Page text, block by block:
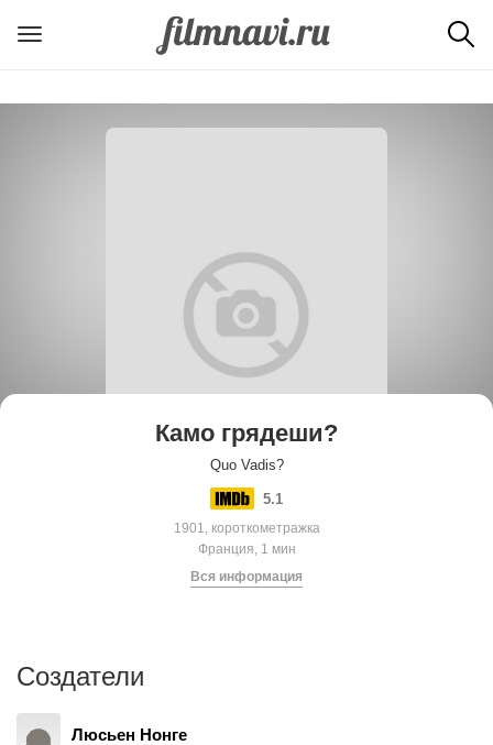
Камо грядеши?
Quo Vadis?
5.1
1901, короткометражка
Франция, 1 мин
Вся информация
Создатели
Люсьен Нонге